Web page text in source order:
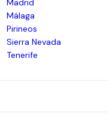
Tenerife
B90090473